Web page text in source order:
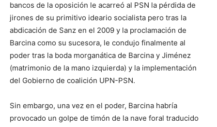
bancos de la oposición le acarreó al PSN la pérdida de
jirones de su primitivo ideario socialista pero tras la
abdicación de Sanz en el 2009 y la proclamación de
Barcina como su sucesora, le condujo finalmente al
poder tras la boda morganática de Barcina y Jiménez
(matrimonio de la mano izquierda) y la implementación
del Gobierno de coalición UPN-PSN.
Sin embargo, una vez en el poder, Barcina habría
provocado un golpe de timón de la nave foral traducido